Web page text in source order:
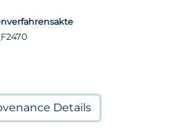
Details